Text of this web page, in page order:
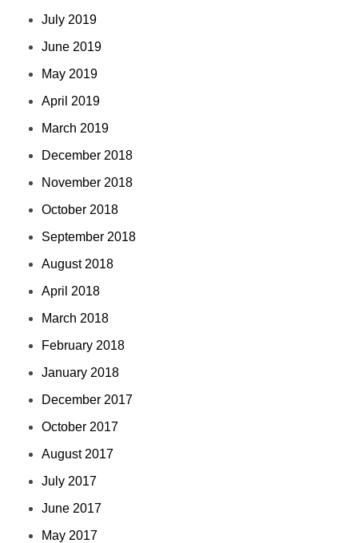
July 2019
June 2019
May 2019
April 2019
March 2019
December 2018
November 2018
October 2018
September 2018
August 2018
April 2018
March 2018
February 2018
January 2018
December 2017
October 2017
August 2017
July 2017
June 2017
May 2017